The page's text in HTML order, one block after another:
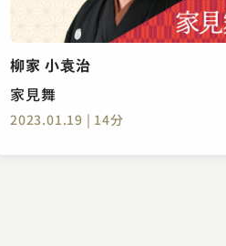
柳家 小袁治
家見舞
2023.01.19 | 14分